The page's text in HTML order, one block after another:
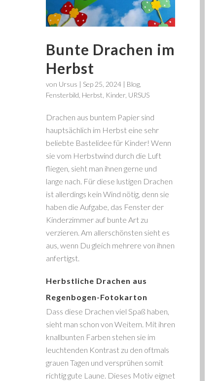
Bunte Drachen im
Herbst
von Ursus | Sep 25, 2024| Blog,
Fensterbild Herbst Kinder, URSUS
Drachen aus buntem Papier sind
hauptsächlich im Herbst eine sehr
beliebte Bastelidee für Kinder! Wenn
sie vom Herbstwind durch die Luft
fliegen, sieht man ihnen gerne und
lange nach. Für diese lustigen Drachen
ist allerdings kein Wind nötig, denn sie
haben die Aufgabe, das Fenster der
Kinderzimmer auf bunte Art zu
verzieren. Am allerschönsten sieht es
aus, wenn Du gleich mehrere von ihnen
anfertigst.
Herbstliche Drachen aus
Regenbogen-Fotokarton
Dass diese Drachen viel Spaß haben,
sieht man schon von Weitem. Mit ihren
knallbunten Farben stehen sie im
leuchtenden Kontrast zu den oftmals
grauen Tagen und versprühen somit
richtig gute Laune. Dieses Motiv eignet